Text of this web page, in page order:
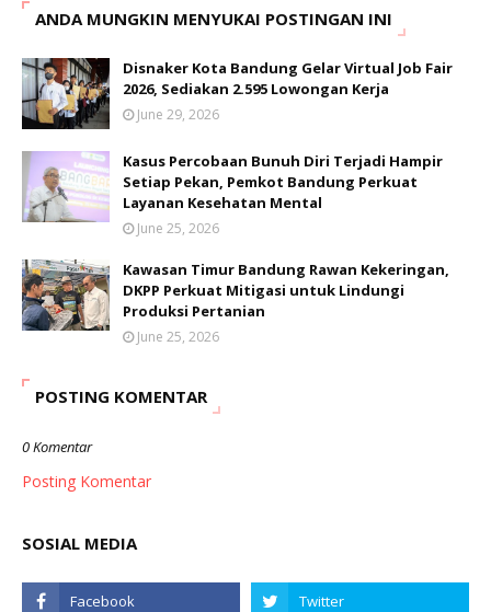
ANDA MUNGKIN MENYUKAI POSTINGAN INI
Disnaker Kota Bandung Gelar Virtual Job Fair
2026, Sediakan 2.595 Lowongan Kerja
June 29, 2026
Kasus Percobaan Bunuh Diri Terjadi Hampir
Setiap Pekan, Pemkot Bandung Perkuat
Layanan Kesehatan Mental
June 25, 2026
Kawasan Timur Bandung Rawan Kekeringan,
DKPP Perkuat Mitigasi untuk Lindungi
Produksi Pertanian
June 25, 2026
POSTING KOMENTAR
0 Komentar
Posting Komentar
SOSIAL MEDIA